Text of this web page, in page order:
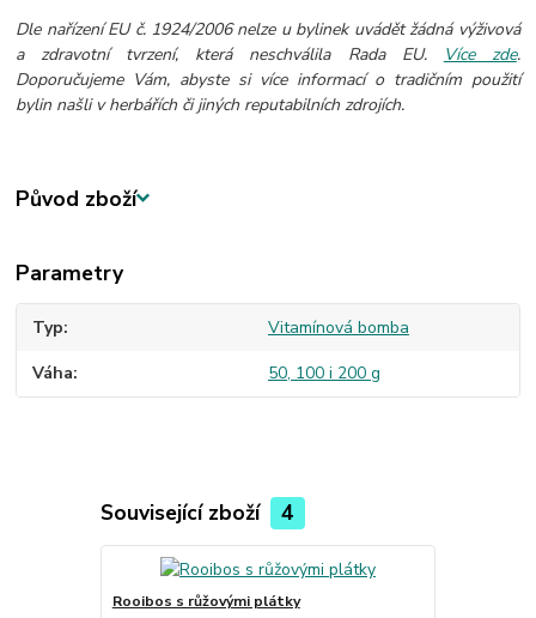
Dle nařízení EU č. 1924/2006 nelze u bylinek uvádět žádná výživová
a zdravotní tvrzení, která neschválila Rada EU.
Více zde.
Doporučujeme Vám, abyste si více informací o tradičním použití
bylin našli v herbářích či jiných reputabilních zdrojích.
Původ zboží
Parametry
Typ Vitamínová bomba
Váha 50, 100 i 200 g
Související zboží 4
Rooibos s růžovými plátky